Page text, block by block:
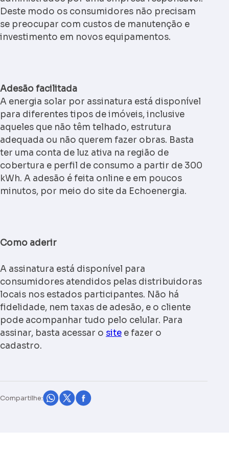
Deste modo os consumidores não precisam
se preocupar com custos de manutenção e
investimento em novos equipamentos.
Adesão facilitada
A energia solar por assinatura está disponível
para diferentes tipos de imóveis, inclusive
aqueles que não têm telhado, estrutura
adequada ou não querem fazer obras. Basta
ter uma conta de luz ativa na região de
cobertura e perfil de consumo a partir de 300
kWh. A adesão é feita online e em poucos
minutos, por meio do site da Echoenergia.
Como aderir
A assinatura está disponível para
consumidores atendidos pelas distribuidoras
locais nos estados participantes. Não há
fidelidade, nem taxas de adesão, e o cliente
pode acompanhar tudo pelo celular. Para
assinar, basta acessar o site e fazer o
cadastro.
Compartilhe: